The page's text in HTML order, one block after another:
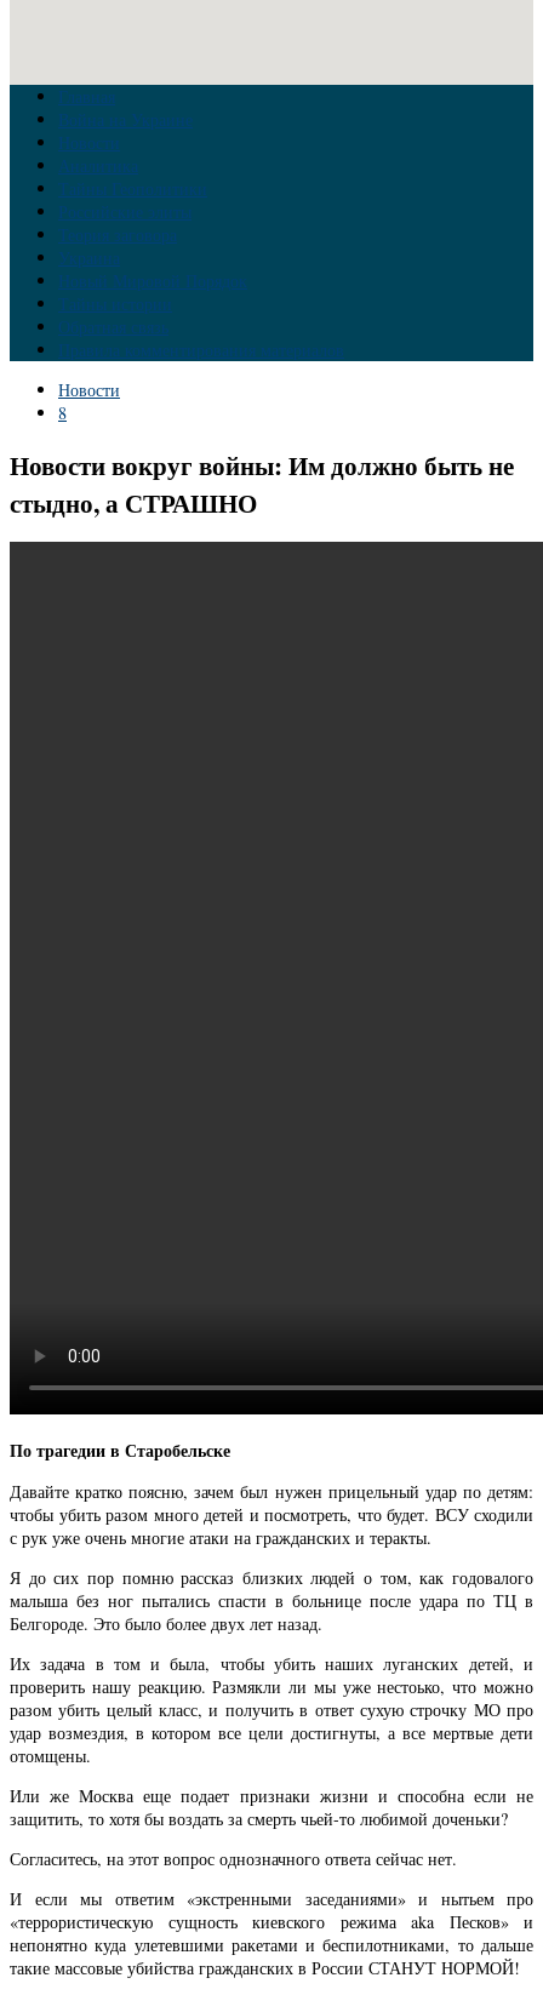
Главная
Война на Украине
Новости
Аналитика
Тайны Геополитики
Российские элиты
Теория заговора
Украина
Новый Мировой Порядок
Тайны истории
Обратная связь
Правила комментирования материалов
Новости
8
Новости вокруг войны: Им должно быть не
стыдно, а СТРАШНО
По трагедии в Старобельске
Давайте кратко поясню, зачем был нужен прицельный удар по детям:
чтобы убить разом много детей и посмотреть, что будет. ВСУ сходили
с рук уже очень многие атаки на гражданских и теракты.
Я до сих пор помню рассказ близких людей о том, как годовалого
малыша без ног пытались спасти в больнице после удара по ТЦ в
Белгороде. Это было более двух лет назад.
Их задача в том и была, чтобы убить наших луганских детей, и
проверить нашу реакцию. Размякли ли мы уже нестоько, что можно
разом убить целый класс, и получить в ответ сухую строчку МО про
удар возмездия, в котором все цели достигнуты, а все мертвые дети
отомщены.
Или же Москва еще подает признаки жизни и способна если не
защитить, то хотя бы воздать за смерть чьей-то любимой доченьки?
Согласитесь, на этот вопрос однозначного ответа сейчас нет.
И если мы ответим «экстренными заседаниями» и нытьем про
«террористическую сущность киевского режима aka Песков» и
непонятно куда улетевшими ракетами и беспилотниками, то дальше
такие массовые убийства гражданских в России СТАНУТ НОРМОЙ!